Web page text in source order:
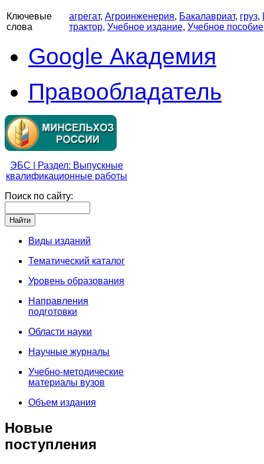
Ключевые
слова
агрегат, Агроинженерия, Бакалавриат, груз,
трактор, Учебное издание, Учебное пособие
Google Академия
Правообладатель
ЭБС | Раздел: Выпускные
квалификационные работы
Поиск по сайту:
Виды изданий
Тематический каталог
Уровень образования
Направления
подготовки
Области науки
Научные журналы
Учебно-методические
материалы вузов
Объем издания
Новые
поступления